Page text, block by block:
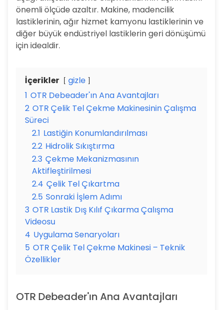
önemli ölçüde azaltır. Makine, madencilik
lastiklerinin, ağır hizmet kamyonu lastiklerinin ve
diğer büyük endüstriyel lastiklerin geri dönüşümü
için idealdir.
İçerikler
gizle
1 OTR Debeader'ın Ana Avantajları
2 OTR Çelik Tel Çekme Makinesinin Çalışma
Süreci
2.1 Lastiğin Konumlandırılması
2.2 Hidrolik Sıkıştırma
2.3 Çekme Mekanizmasının
Aktifleştirilmesi
2.4 Çelik Tel Çıkartma
2.5 Sonraki İşlem Adımı
3 OTR Lastik Dış Kılıf Çıkarma Çalışma
Videosu
4 Uygulama Senaryoları
5 OTR Çelik Tel Çekme Makinesi – Teknik
Özellikler
OTR Debeader'ın Ana Avantajları